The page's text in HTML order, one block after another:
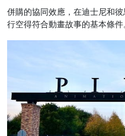
併購的協同效應，在迪士尼和
行空得符合動畫故事的基本條件